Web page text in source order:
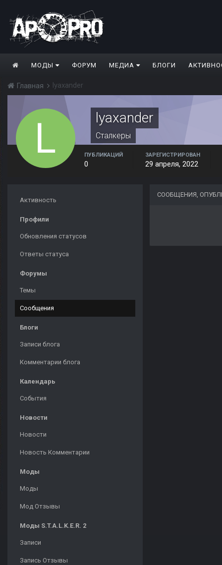
МОДЫ ФОРУМ МЕДИА БЛОГИ
Главная lyaxander
lyaxander
Сталкеры
ПУБЛИКАЦИЙ
0
ЗАРЕГИСТРИРОВАН
29 апреля, 2022
Активность
Профили
Обновления статусов
Ответы статуса
Форумы
Темы
Сообщения
Блоги
Записи блога
Комментарии блога
Календарь
События
Новости
Новости
Новость Комментарии
Моды
Моды
Мод Отзывы
Моды S.T.A.L.K.E.R. 2
Записи
Запись Отзывы
СООБЩЕНИЯ,